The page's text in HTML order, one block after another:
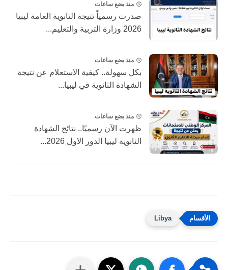
منذ بضع ساعات
صدرت رسمياً نتيجة الثانوية العامة ليبيا
2026 وزارة التربية والتعليم...
منذ بضع ساعات
بكل سهولة.. كيفية الاستعلام عن نتيجة
الشهادة الثانوية في ليبيا...
منذ بضع ساعات
ظهرت الآن رسميًا.. نتائج الشهادة
الثانوية ليبيا الدور الاول 2026...
Libya